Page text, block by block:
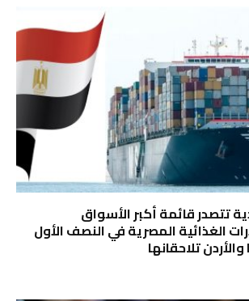
تتصدر قائمة أكبر الأسواق
الغذائية المصرية في النصف الأول